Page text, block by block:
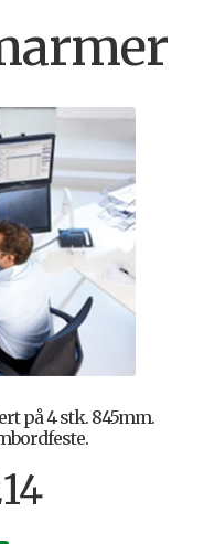
på 4 stk. 845mm.